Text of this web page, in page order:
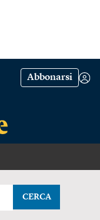
Abbonarsi
CERCA